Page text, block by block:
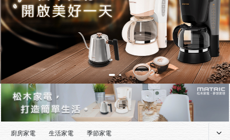
廚房家電 生活家電 季節家電